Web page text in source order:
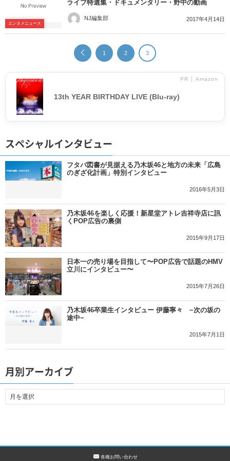
エンタメニュース
ライブ特選集・ドキュメンタリー・野中の動画
NJ編集部 2017年4月14日
1 2 3
PR │ Amazon
13th YEAR BIRTHDAY LIVE (Blu-ray)
スペシャルインタビュー
フタバ図書が見据える乃木坂46と地方の未来「広島
のぎざ化計画」特別インタビュー
2016年5月3日
乃木坂46を楽しく応援！新星堂アトレ吉祥寺店に訊
くPOP広告の裏側
2015年9月17日
日本一の売り場を目指して〜POP広告で話題のHMV
立川にインタビュー〜
2015年7月26日
乃木坂46卒業生インタビュー 伊藤寧々 −次の坂の
途中−
2015年7月1日
月別アーカイブ
各種お問い合わせ